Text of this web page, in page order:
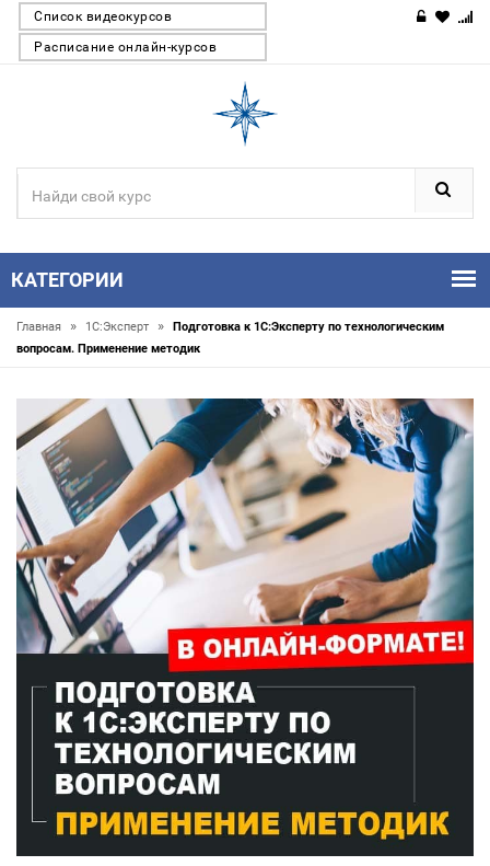
Список видеокурсов
Расписание онлайн-курсов
КАТЕГОРИИ
Главная » 1С:Эксперт »
Подготовка к 1С:Эксперту по технологическим
вопросам. Применение методик